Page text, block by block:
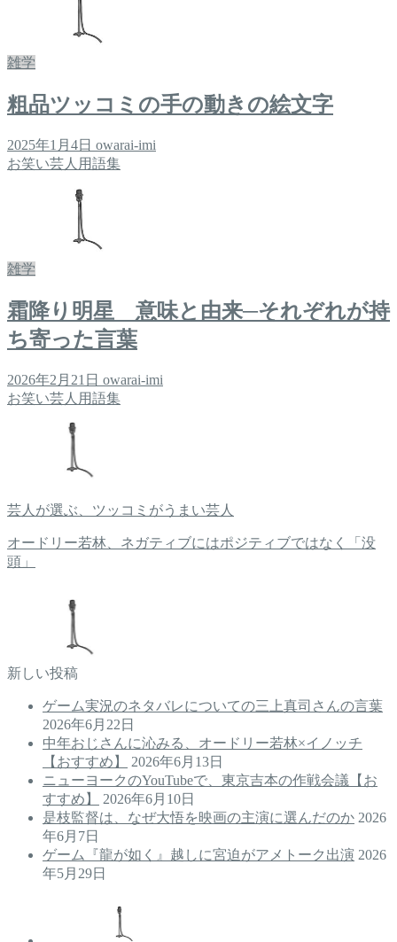
雑学
粗品ツッコミの手の動きの絵文字
2025年1月4日 owarai-imi
お笑い芸人用語集
雑学
霜降り明星 意味と由来─それぞれが持
ち寄った言葉
2026年2月21日 owarai-imi
お笑い芸人用語集
芸人が選ぶ、ツッコミがうまい芸人
オードリー若林、ネガティブにはポジティブではなく「没
頭」
新しい投稿
ゲーム実況のネタバレについての三上真司さんの言葉
2026年6月22日
中年おじさんに沁みる、オードリー若林×イノッチ
【おすすめ】
2026年6月13日
ニューヨークのYouTubeで、東京吉本の作戦会議【お
すすめ】
2026年6月10日
是枝監督は、なぜ大悟を映画の主演に選んだのか 2026
年6月7日
ゲーム『龍が如く』越しに宮迫がアメトーク出演 2026
年5月29日